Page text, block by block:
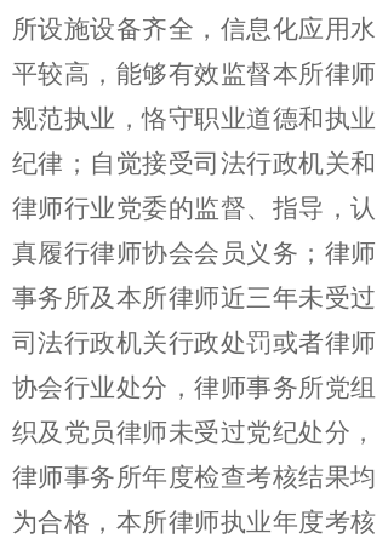
所设施设备齐全，信息化应用水
平较高，能够有效监督本所律师
规范执业，恪守职业道德和执业
纪律；自觉接受司法行政机关和
律师行业党委的监督、指导，认
真履行律师协会会员义务；律师
事务所及本所律师近三年未受过
司法行政机关行政处罚或者律师
协会行业处分，律师事务所党组
织及党员律师未受过党纪处分，
律师事务所年度检查考核结果均
为合格，本所律师执业年度考核